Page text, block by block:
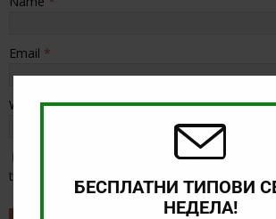
Email *
Website
Save my name, email, and website in this
time I comment.
БЕСПЛАТНИ ТИПОВИ
НЕДЕЛА!